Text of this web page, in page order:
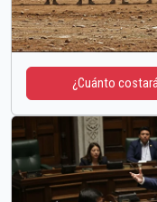
¿Cuánto